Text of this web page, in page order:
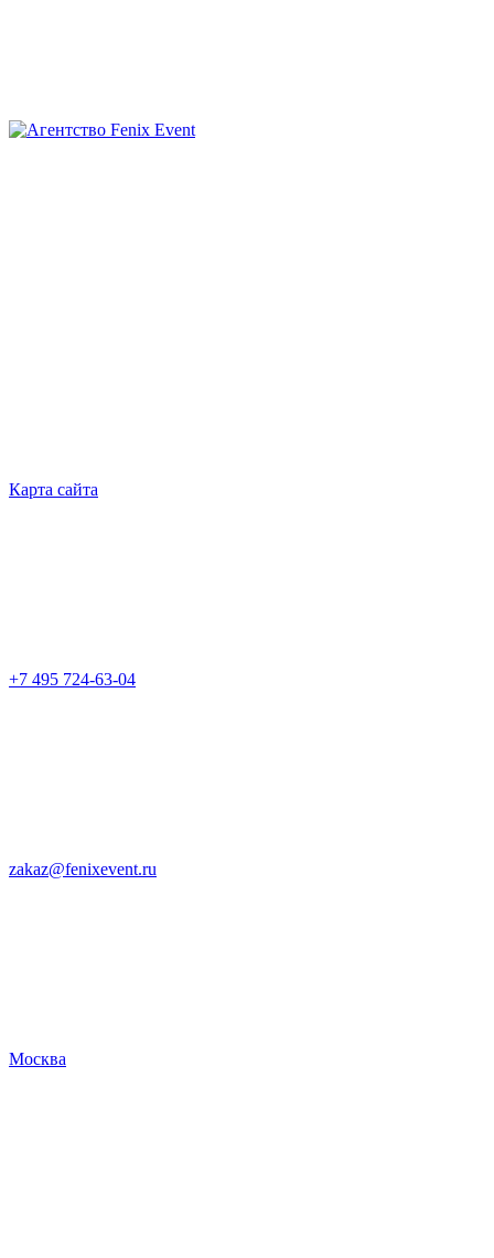
Агентство
Карта сайта
+7 495 724-63-04
zakaz@fenixevent.ru
Москва